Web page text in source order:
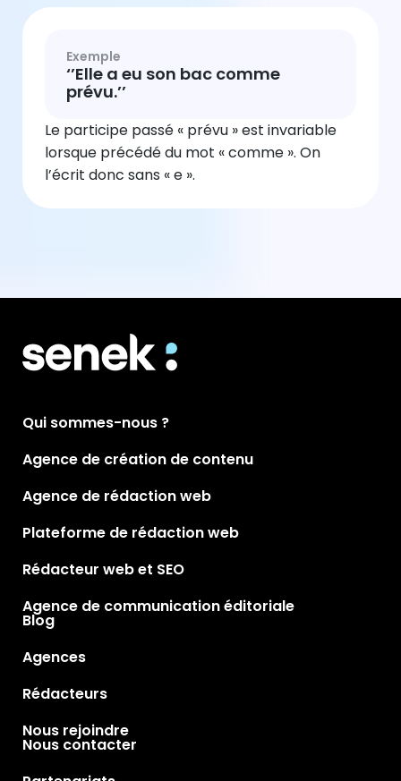
Exemple
‘’Elle a eu son bac comme
prévu.’’
Le participe passé « prévu » est invariable
lorsque précédé du mot « comme ». On
l’écrit donc sans « e ».
Qui sommes-nous ?
Agence de création de contenu
Agence de rédaction web
Plateforme de rédaction web
Rédacteur web et SEO
Agence de communication éditoriale
Blog
Agences
Rédacteurs
Nous rejoindre
Nous contacter